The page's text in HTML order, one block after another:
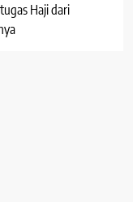
Haji dari